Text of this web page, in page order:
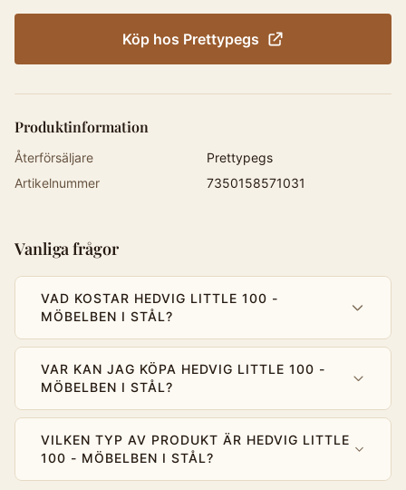
Köp hos Prettypegs
Produktinformation
Återförsäljare
Prettypegs
Artikelnummer
7350158571031
Vanliga frågor
VAD KOSTAR HEDVIG LITTLE 100 -
MÖBELBEN I STÅL?
VAR KAN JAG KÖPA HEDVIG LITTLE 100 -
MÖBELBEN I STÅL?
VILKEN TYP AV PRODUKT ÄR HEDVIG LITTLE
100 - MÖBELBEN I STÅL?